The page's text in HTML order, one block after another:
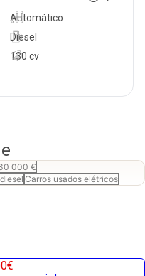
Automático
130 cv
Diesel
000 €
Carros usados elétricos